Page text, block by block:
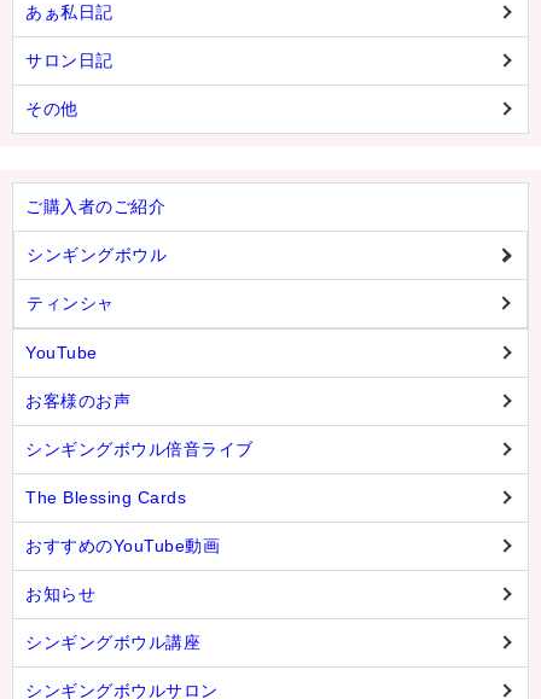
あぁ私日記
サロン日記
その他
ご購入者のご紹介
シンギングボウル
ティンシャ
YouTube
お客様のお声
シンギングボウル倍音ライブ
The Blessing Cards
おすすめのYouTube動画
お知らせ
シンギングボウル講座
シンギングボウルサロン